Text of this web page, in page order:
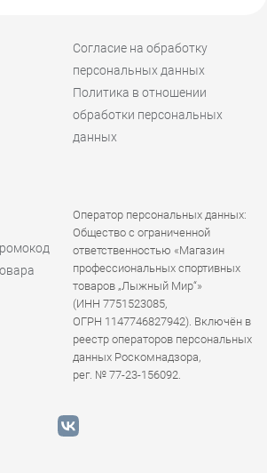
Согласие на обработку
персональных данных
Политика в отношении
обработки персональных
данных
Оператор персональных данных:
Общество с ограниченной
ответственностью «Магазин
профессиональных спортивных
товаров „Лыжный Мир“»
(ИНН 7751523085,
ОГРН 1147746827942). Включён в
реестр операторов персональных
данных Роскомнадзора,
рег. № 77-23-156092.